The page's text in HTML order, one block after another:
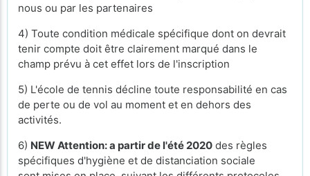
nous ou par les partenaires
4) Toute condition médicale spécifique dont on devrait
tenir compte doit être clairement marqué dans le
champ prévu à cet effet lors de l'inscription
5) L'école de tennis décline toute responsabilité en cas
de perte ou de vol au moment et en dehors des
activités.
6) NEW Attention: a partir de l'été 2020 des règles
spécifiques d'hygiène et de distanciation sociale